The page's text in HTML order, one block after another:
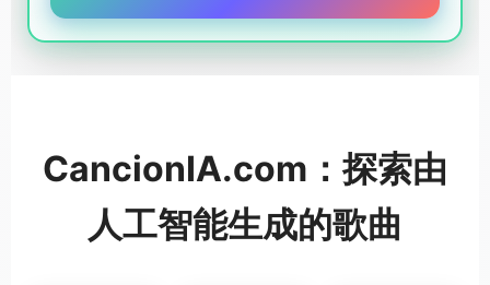
CancionIA.com：探索由
人工智能生成的歌曲